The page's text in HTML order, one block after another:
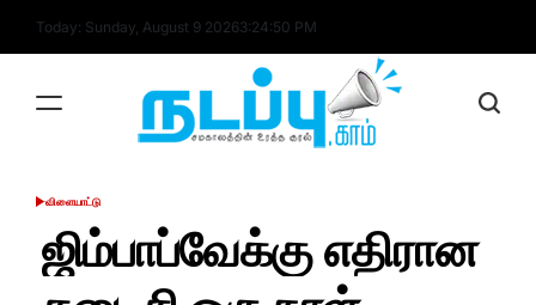
Today: Sunday, August 9 20263:24:50 PM
POSTED
விளையாட்டு
ஜிம்பாப்வேக்கு எதிரான